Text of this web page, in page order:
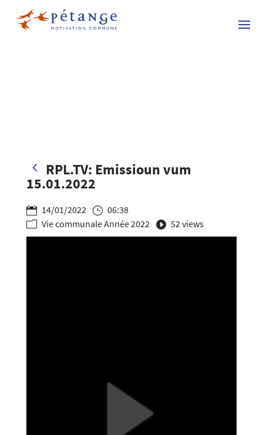
4 RPL.TV: Emissioun vum
15.01.2022
 14/01/2022 } 06:38
m Vie communale Année 2022  52 views